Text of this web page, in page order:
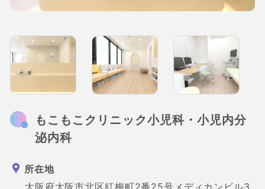
もこもこクリニック小児科・小児内分
泌内科
所在地